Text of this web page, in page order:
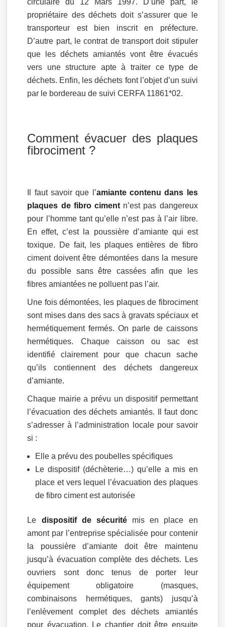
circulaire du 12 Mars 1997. D’une part, le
propriétaire des déchets doit s’assurer que le
transporteur est bien inscrit en préfecture.
D’autre part, le contrat de transport doit stipuler
que les déchets amiantés vont être évacués
vers une structure apte à traiter ce type de
déchets. Enfin, les déchets font l’objet d’un suivi
par le bordereau de suivi CERFA 11861*02.
Comment évacuer des plaques
fibrociment ?
Il faut savoir que l’amiante contenu dans les
plaques de fibro ciment n’est pas dangereux
pour l’homme tant qu’elle n’est pas à l’air libre.
En effet, c’est la poussière d’amiante qui est
toxique. De fait, les plaques entières de fibro
ciment doivent être démontées dans la mesure
du possible sans être cassées afin que les
fibres amiantées ne polluent pas l’air.
Une fois démontées, les plaques de fibrociment
sont mises dans des sacs à gravats spéciaux et
hermétiquement fermés. On parle de caissons
hermétiques. Chaque caisson ou sac est
identifié clairement pour que chacun sache
qu’ils contiennent des déchets dangereux
d’amiante.
Chaque mairie a prévu un dispositif permettant
l’évacuation des déchets amiantés. Il faut donc
s’adresser à l’administration locale pour savoir
si :
Elle a prévu des poubelles spécifiques
Le dispositif (déchèterie…) qu’elle a mis en
place et vers lequel l’évacuation des plaques
de fibro ciment est autorisée
Le dispositif de sécuritémis en place en
amont par l’entreprise spécialisée pour contenir
la poussière d’amiante doit être maintenu
jusqu’à évacuation complète des déchets. Les
ouvriers sont donc tenus de porter leur
équipement obligatoire (masques,
combinaisons hermétiques, gants) jusqu’à
l’enlèvement complet des déchets amiantés
pour évacuation. Le chantier doit être ensuite